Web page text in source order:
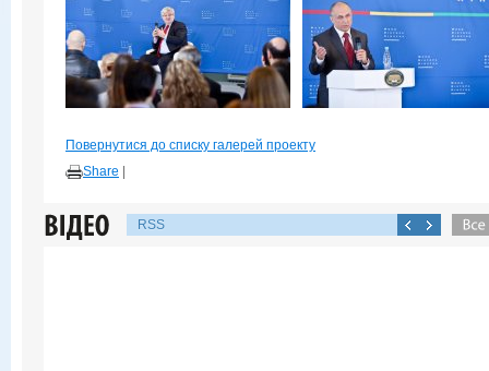
Повернутися до списку галерей проекту
Share
RSS